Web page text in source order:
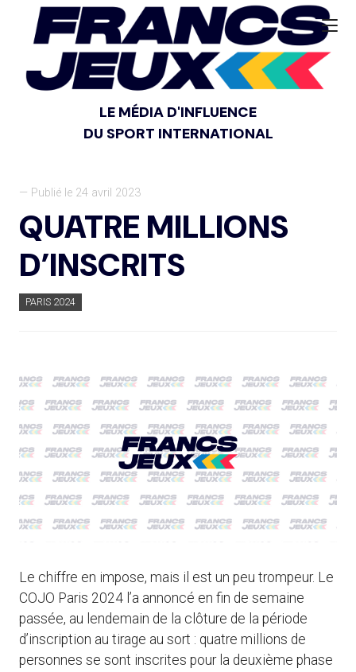
LE MÉDIA D'INFLUENCE
DU SPORT INTERNATIONAL
— Publié le 24 avril 2023
QUATRE MILLIONS
D’INSCRITS
PARIS 2024
Le chiffre en impose, mais il est un peu trompeur. Le
COJO Paris 2024 l’a annoncé en fin de semaine
passée, au lendemain de la clôture de la période
d’inscription au tirage au sort : quatre millions de
personnes se sont inscrites pour la deuxième phase